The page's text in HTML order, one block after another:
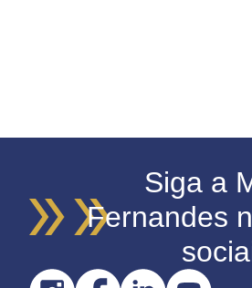
Siga a
Fernandes